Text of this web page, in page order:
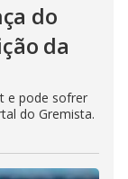
do
da
e pode sofrer
do Gremista.